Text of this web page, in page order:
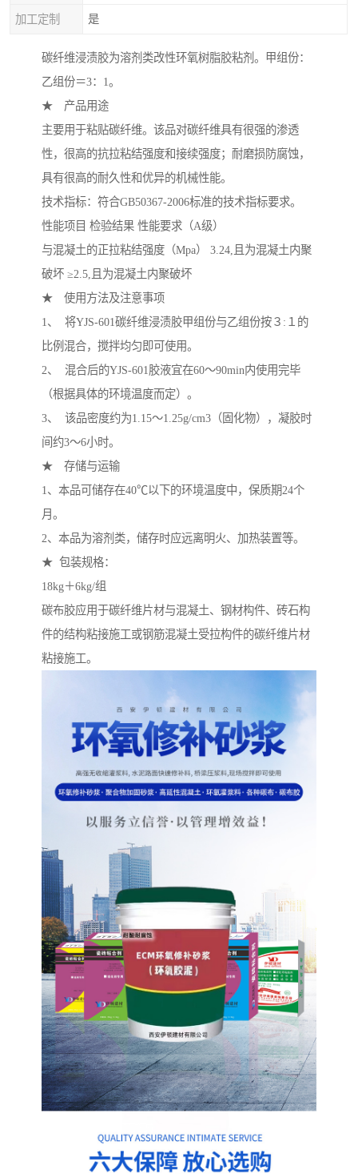
加工定制 是
碳纤维浸渍胶为溶剂类改性环氧树脂胶粘剂。甲组份：
乙组份＝3：1。
★ 产品用途
主要用于粘贴碳纤维。该品对碳纤维具有很强的渗透
性，很高的抗拉粘结强度和接续强度；耐磨损防腐蚀，
具有很高的耐久性和优异的机械性能。
技术指标：符合GB50367-2006标准的技术指标要求。
性能项目 检验结果 性能要求（A级）
与混凝土的正拉粘结强度（Mpa） 3.24,且为混凝土内聚
破坏 ≥2.5,且为混凝土内聚破坏
★ 使用方法及注意事项
1、 将YJS-601碳纤维浸渍胶甲组份与乙组份按３:１的
比例混合，搅拌均匀即可使用。
2、 混合后的YJS-601胶液宜在60～90min内使用完毕
（根据具体的环境温度而定）。
3、 该品密度约为1.15～1.25g/cm3（固化物），凝胶时
间约3～6小时。
★ 存储与运输
1、本品可储存在40℃以下的环境温度中，保质期24个
月。
2、本品为溶剂类，储存时应远离明火、加热装置等。
★ 包装规格：
18kg＋6kg/组
碳布胶应用于碳纤维片材与混凝土、钢材构件、砖石构
件的结构粘接施工或钢筋混凝土受拉构件的碳纤维片材
粘接施工。